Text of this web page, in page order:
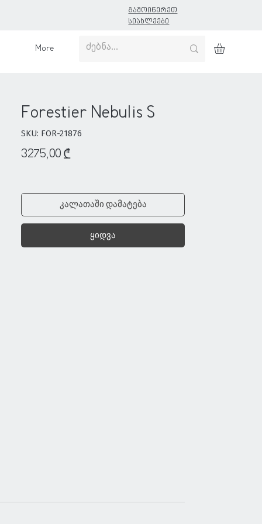
გამოიწერეთ
სიახლეები
More
Forestier Nebulis S
SKU: FOR-21876
3275,00 ₾Price
კალათაში დამატება
ყიდვა